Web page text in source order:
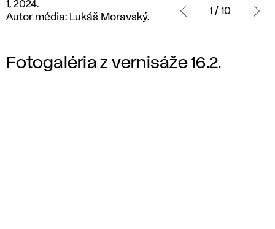
2024.
Autor
Moravský.
1, 2024.
Autor média: Lukáš Moravský.
1 / 10
Fotogaléria z vernisáže 16.2.